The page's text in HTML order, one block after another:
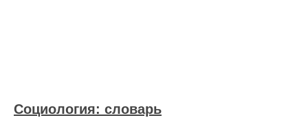
Социология: словарь